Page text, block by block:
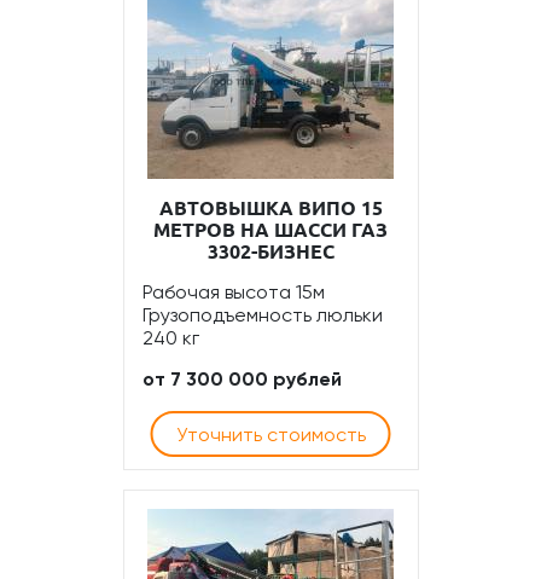
АВТОВЫШКА ВИПО 15
МЕТРОВ НА ШАССИ ГАЗ
3302-БИЗНЕС
Рабочая высота 15м
Грузоподъемность люльки
240 кг
от 7 300 000 рублей
Уточнить стоимость